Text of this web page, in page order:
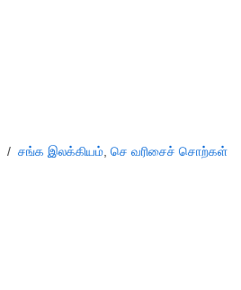
சங்க இலக்கியம், செ வரிசைச் சொற்கள்